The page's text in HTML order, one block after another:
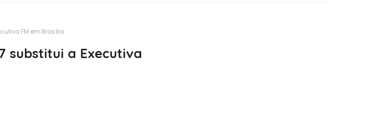
FM em Brasília
substitui a Executiva